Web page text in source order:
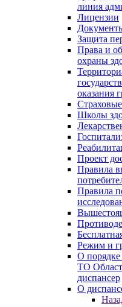
линия
Лицензии
Защита
Права и
охраны
оказания
Школы
Проект
Правила
Правила
Режим и
О
ТО
диспансер
О